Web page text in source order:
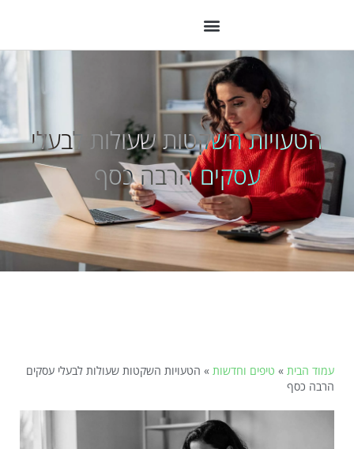
הטעויות השקטות שעולות לבעלי
עסקים הרבה כסף
עמוד הבית » טיפים וחדשות » הטעויות השקטות שעולות לבעלי עסקים
הרבה כסף